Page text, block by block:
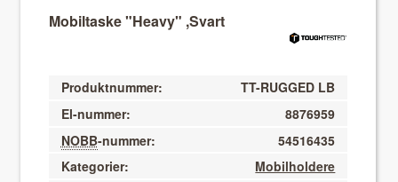
Mobiltaske "Heavy" ,Svart
Produktnummer:
TT-RUGGED LB
El-nummer:
8876959
NOBB-nummer:
54516435
Kategorier:
Mobilholdere